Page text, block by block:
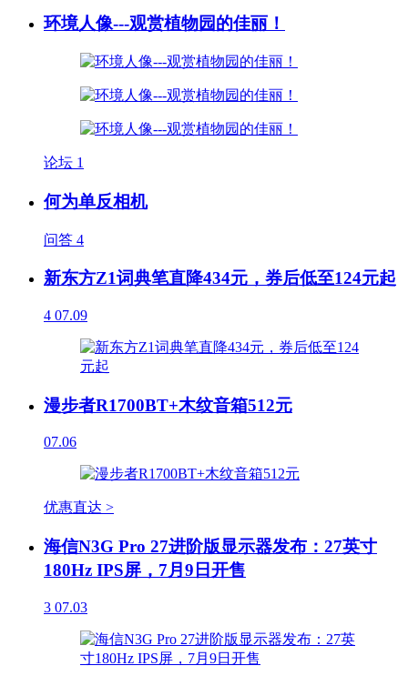
环境人像---观赏植物园的佳丽！
论坛 1
何为单反相机
问答 4
新东方Z1词典笔直降434元，券后低至124元起
4 07.09
漫步者R1700BT+木纹音箱512元
07.06
优惠直达 >
海信N3G Pro 27进阶版显示器发布：27英寸
180Hz IPS屏，7月9日开售
3 07.03